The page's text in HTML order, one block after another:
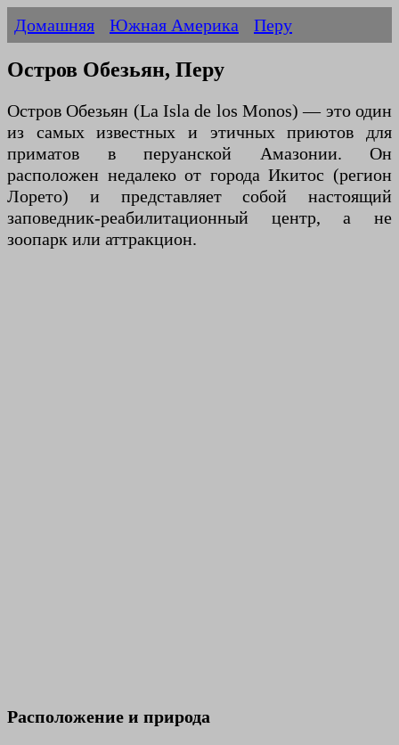
Домашняя Южная Америка Перу
Остров Обезьян, Перу
Остров Обезьян (La Isla de los Monos) — это один
из самых известных и этичных приютов для
приматов в перуанской Амазонии. Он
расположен недалеко от города Икитос (регион
Лорето) и представляет собой настоящий
заповедник-реабилитационный центр, а не
зоопарк или аттракцион.
Расположение и природа